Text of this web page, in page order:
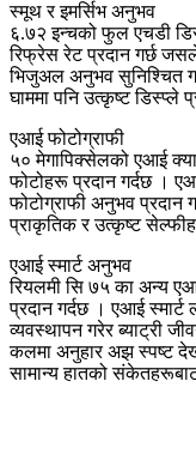
स्मूथ र इमर्सिभ अनुभव
६.७२ इन्चको फुल एचडी
रिफ्रेस रेट प्रदान गर्छ
भिजुअल अनुभव सुनिश्चित
घाममा पनि उत्कृष्ट डिस्प्ले
एआई फोटोग्राफी
५० मेगापिक्सेलको एआई
फोटोहरू प्रदान गर्दछ ।
फोटोग्राफी अनुभव प्रदान
प्राकृतिक र उत्कृष्ट
एआई स्मार्ट अनुभव
रियलमी सि ७५ का अन्य
प्रदान गर्दछ । एआई
व्यवस्थापन गरेर ब्याट्री
कलमा अनुहार अझ स्पष्ट
सामान्य हातको